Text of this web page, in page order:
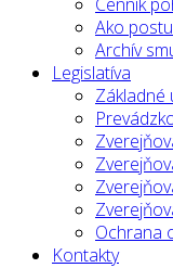
Ako
Archív
Legislatíva
Základné
Ochrana
Kontakty